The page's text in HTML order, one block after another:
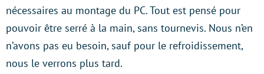
nécessaires au montage du PC. Tout est pensé pour
pouvoir être serré à la main, sans tournevis. Nous n’en
n’avons pas eu besoin, sauf pour le refroidissement,
nous le verrons plus tard.